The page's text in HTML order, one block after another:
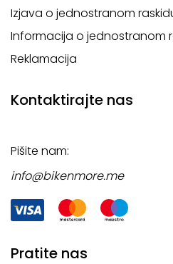
Izjava o jednostranom
Informacija o jednostranom
Reklamacija
Kontaktirajte nas
Pišite nam:
info@bikenmore.me
Pratite nas